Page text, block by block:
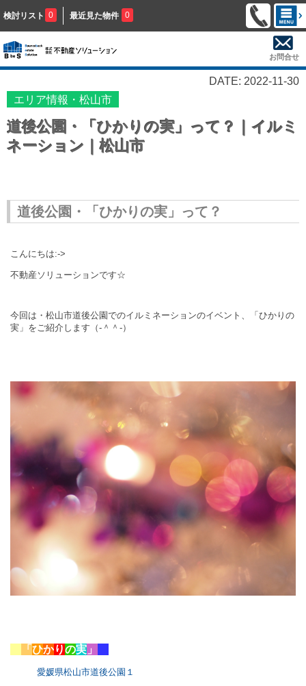
検討リスト 0 最近見た物件 0
お問合せ
DATE: 2022-11-30
エリア情報・松山市
道後公園・「ひかりの実」って？｜イルミ
ネーション｜松山市
道後公園・「ひかりの実」って？
こんにちは:->
不動産ソリューションです☆
今回は・松山市道後公園でのイルミネーションのイベント、「ひかりの
実」をご紹介します（‐＾＾‐）
「 ひかりの実 」
愛媛県松山市道後公園１